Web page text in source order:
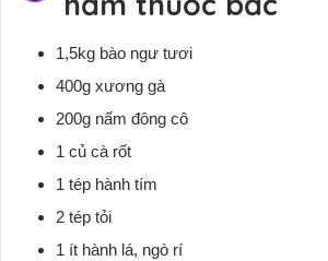
1,5kg bào ngư tươi
400g xương gà
200g nấm đông cô
1 củ cà rốt
1 tép hành tím
2 tép tỏi
1 ít hành lá, ngò rí